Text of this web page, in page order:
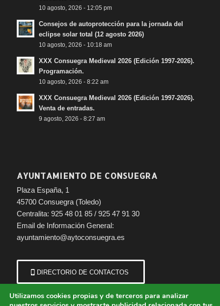
10 agosto, 2026 - 12:05 pm
Consejos de autoprotección para la jornada del
eclipse solar total (12 agosto 2026)
10 agosto, 2026 - 10:18 am
XXX Consuegra Medieval 2026 (Edición 1997-2026).
Programación.
10 agosto, 2026 - 8:22 am
XXX Consuegra Medieval 2026 (Edición 1997-2026).
Venta de entradas.
9 agosto, 2026 - 8:27 am
AYUNTAMIENTO DE CONSUEGRA
Plaza España, 1
45700 Consuegra (Toledo)
Centralita: 925 48 01 85 / 925 47 91 30
Email de Información General:
ayuntamiento@aytoconsuegra.es
DIRECTORIO DE CONTACTOS
Utilizamos cookies propias y de terceros para analizar